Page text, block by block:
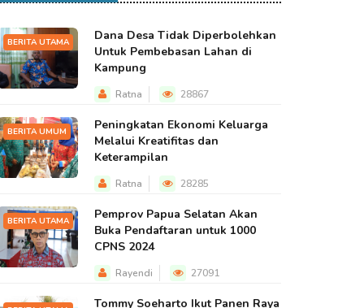
BERITA UTAMA
Dana Desa Tidak Diperbolehkan
Untuk Pembebasan Lahan di
Kampung
Ratna 28867
BERITA UMUM
Peningkatan Ekonomi Keluarga
Melalui Kreatifitas dan
Keterampilan
Ratna 28285
BERITA UTAMA
Pemprov Papua Selatan Akan
Buka Pendaftaran untuk 1000
CPNS 2024
Rayendi 27091
Tommy Soeharto Ikut Panen Raya